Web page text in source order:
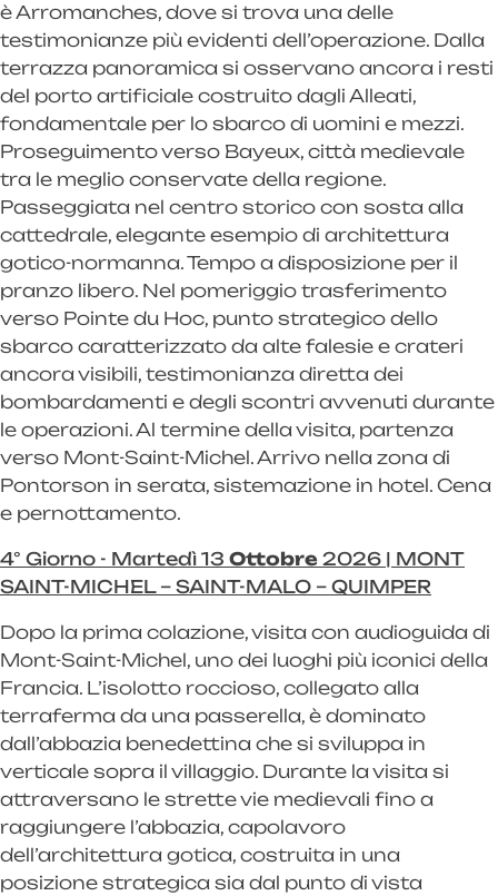
è Arromanches, dove si trova una delle
testimonianze più evidenti dell’operazione. Dalla
terrazza panoramica si osservano ancora i resti
del porto artificiale costruito dagli Alleati,
fondamentale per lo sbarco di uomini e mezzi.
Proseguimento verso Bayeux, città medievale
tra le meglio conservate della regione.
Passeggiata nel centro storico con sosta alla
cattedrale, elegante esempio di architettura
gotico-normanna. Tempo a disposizione per il
pranzo libero. Nel pomeriggio trasferimento
verso Pointe du Hoc, punto strategico dello
sbarco caratterizzato da alte falesie e crateri
ancora visibili, testimonianza diretta dei
bombardamenti e degli scontri avvenuti durante
le operazioni. Al termine della visita, partenza
verso Mont-Saint-Michel. Arrivo nella zona di
Pontorson in serata, sistemazione in hotel. Cena
e pernottamento.
4° Giorno - Martedì 13 Ottobre 2026 | MONT
SAINT-MICHEL – SAINT-MALO – QUIMPER
Dopo la prima colazione, visita con audioguida di
Mont-Saint-Michel, uno dei luoghi più iconici della
Francia. L’isolotto roccioso, collegato alla
terraferma da una passerella, è dominato
dall’abbazia benedettina che si sviluppa in
verticale sopra il villaggio. Durante la visita si
attraversano le strette vie medievali fino a
raggiungere l’abbazia, capolavoro
dell’architettura gotica, costruita in una
posizione strategica sia dal punto di vista